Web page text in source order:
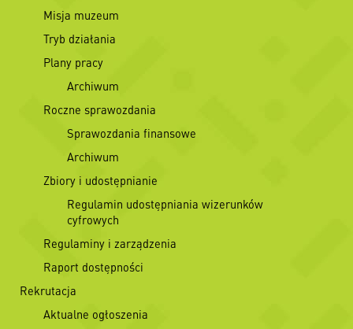
Misja muzeum
Tryb działania
Plany pracy
Archiwum
Roczne sprawozdania
Sprawozdania finansowe
Archiwum
Zbiory i udostępnianie
Regulamin udostępniania wizerunków
cyfrowych
Regulaminy i zarządzenia
Raport dostępności
Rekrutacja
Aktualne ogłoszenia